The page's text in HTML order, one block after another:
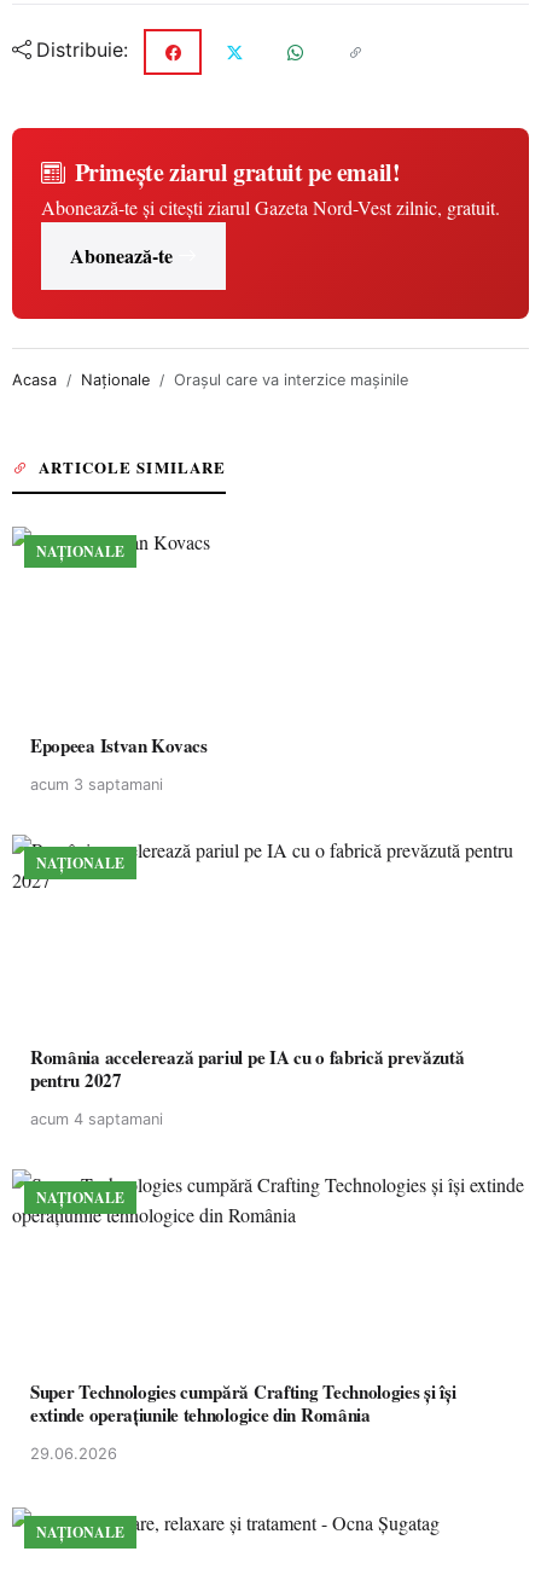
Distribuie:
Primește ziarul gratuit pe email!
Abonează-te și citești ziarul Gazeta Nord-Vest zilnic, gratuit.
Abonează-te
Acasa Naționale Oraşul care va interzice maşinile
ARTICOLE SIMILARE
NAȚIONALE
Epopeea Istvan Kovacs
acum 3 saptamani
NAȚIONALE
România accelerează pariul pe IA cu o fabrică prevăzută
pentru 2027
acum 4 saptamani
NAȚIONALE
Super Technologies cumpără Crafting Technologies și își
extinde operațiunile tehnologice din România
29.06.2026
NAȚIONALE